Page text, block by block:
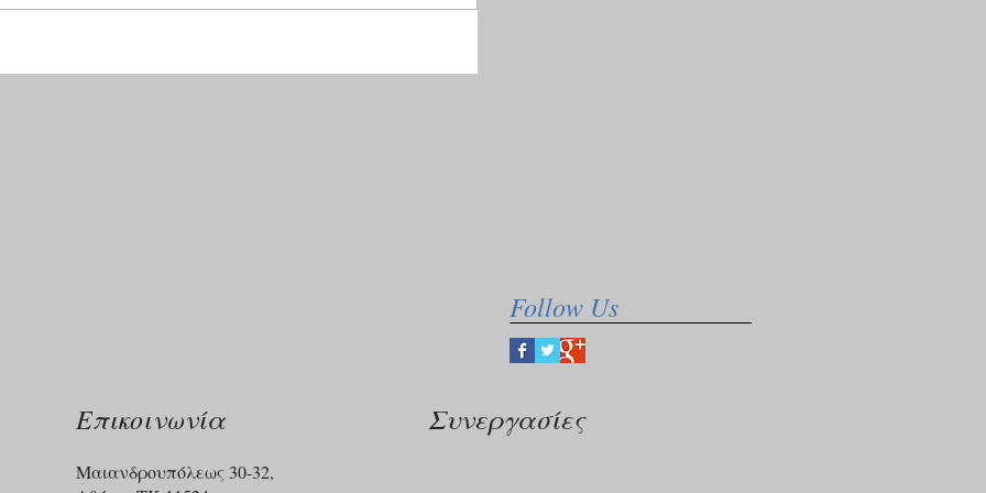
Follow Us
Επικοινωνία
Μαιανδρουπόλεως 30-32,
Συνεργασίες